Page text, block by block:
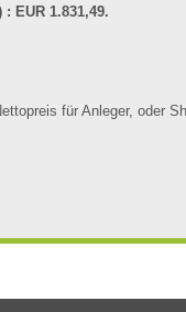
EUR 1.831,49.
für Anleger, oder